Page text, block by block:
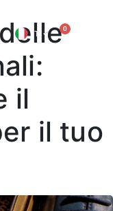
ITEN
0
il
il tuo